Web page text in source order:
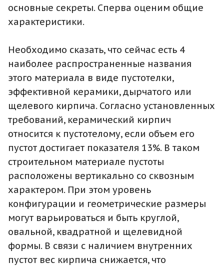
основные секреты. Сперва оценим общие
характеристики.
Необходимо сказать, что сейчас есть 4
наиболее распространенные названия
этого материала в виде пустотелки,
эффективной керамики, дырчатого или
щелевого кирпича. Согласно установленных
требований, керамический кирпич
относится к пустотелому, если объем его
пустот достигает показателя 13%. В таком
строительном материале пустоты
расположены вертикально со сквозным
характером. При этом уровень
конфигурации и геометрические размеры
могут варьироваться и быть круглой,
овальной, квадратной и щелевидной
формы. В связи с наличием внутренних
пустот вес кирпича снижается, что